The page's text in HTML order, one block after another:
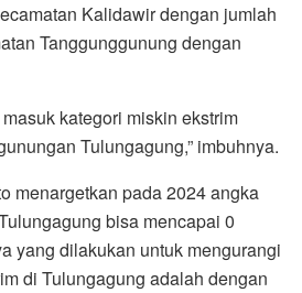
Kalidawir dengan jumlah
Tanggunggunung dengan
kategori miskin ekstrim
Tulungagung,” imbuhnya.
menargetkan pada 2024 angka
bisa mencapai 0
yang dilakukan untuk mengurangi
di Tulungagung adalah dengan